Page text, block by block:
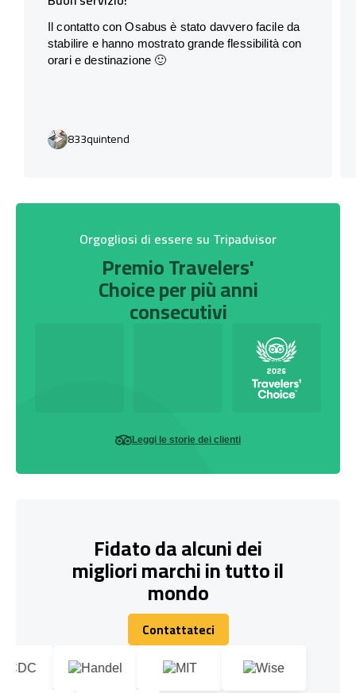
Il contatto con Osabus è stato davvero facile da
stabilire e hanno mostrato grande flessibilità con
orari e destinazione 🙂
833quintend
Orgogliosi di essere su Tripadvisor
Premio Travelers'
Choice per più anni
consecutivi
Leggi le storie dei clienti
Fidato da alcuni dei
migliori marchi in tutto il
mondo
Contattateci
Contattateci